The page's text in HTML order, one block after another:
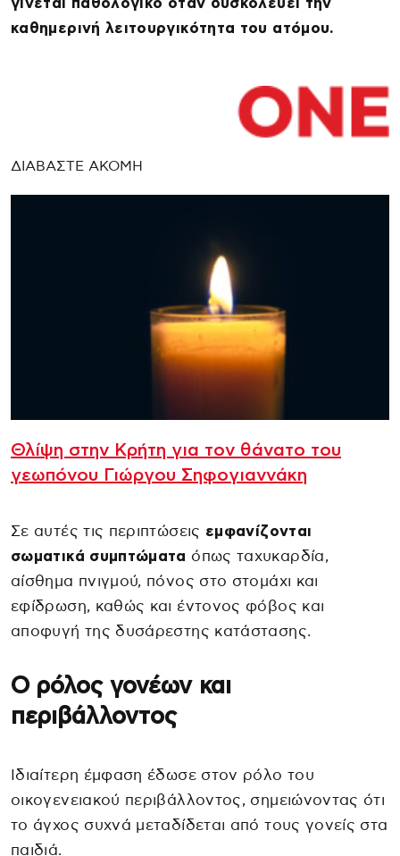
καθημερινή λειτουργικότητα του ατόμου.
ΔΙΑΒΑΣΤΕ ΑΚΟΜΗ
Θλίψη στην Κρήτη για τον θάνατο του
γεωπόνου Γιώργου Σηφογιαννάκη
Σε αυτές τις περιπτώσεις εμφανίζονται
σωματικά συμπτώματα όπως ταχυκαρδία,
αίσθημα πνιγμού, πόνος στο στομάχι και
εφίδρωση, καθώς και έντονος φόβος και
αποφυγή της δυσάρεστης κατάστασης.
Ο ρόλος γονέων και
περιβάλλοντος
Ιδιαίτερη έμφαση έδωσε στον ρόλο του
οικογενειακού περιβάλλοντος, σημειώνοντας ότι
το άγχος συχνά μεταδίδεται από τους γονείς στα
παιδιά.